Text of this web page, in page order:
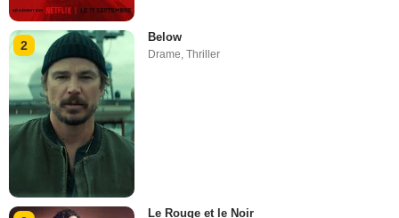
2
Below
Drame ,Thriller
Le Rouge et le Noir